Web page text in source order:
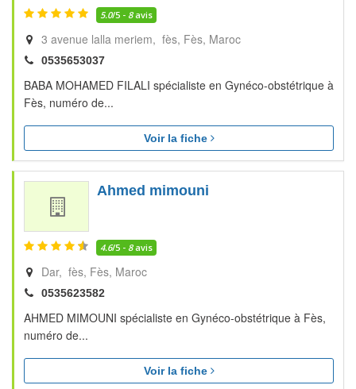
5.0/5 - 8avis
3 avenue lalla meriem, fès Fès Maroc
0535653037
BABA MOHAMED FILALI spécialiste en Gynéco-obstétrique à
Fès, numéro de...
Voir la fiche
Ahmed mimouni
4.6/5 - 8avis
Dar, fès Fès Maroc
0535623582
AHMED MIMOUNI spécialiste en Gynéco-obstétrique à Fès,
numéro de...
Voir la fiche